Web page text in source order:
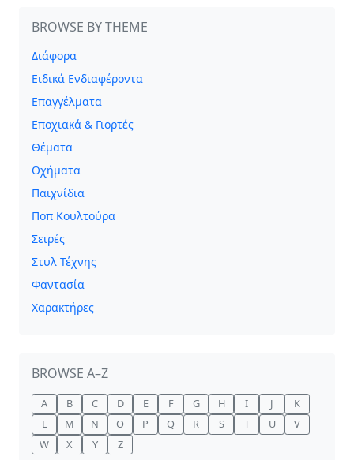
BROWSE BY THEME
Διάφορα
Ειδικά Ενδιαφέροντα
Επαγγέλματα
Εποχιακά & Γιορτές
Θέματα
Οχήματα
Παιχνίδια
Ποπ Κουλτούρα
Σειρές
Στυλ Τέχνης
Φαντασία
Χαρακτήρες
BROWSE A–Z
A B C D E F G H I J
K
L
M N O P Q R S T U
V
W
X Y Z